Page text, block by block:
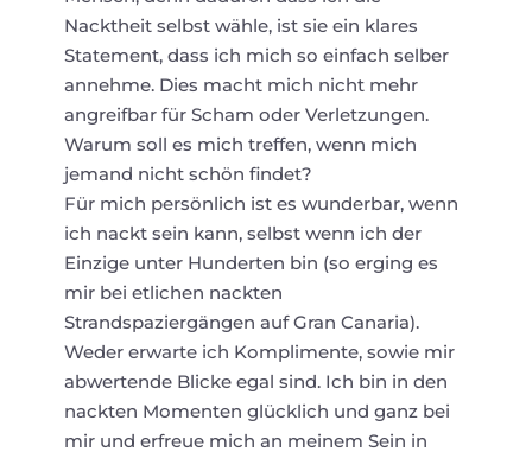
Nacktheit selbst wähle, ist sie ein klares
Statement, dass ich mich so einfach selber
annehme. Dies macht mich nicht mehr
angreifbar für Scham oder Verletzungen.
Warum soll es mich treffen, wenn mich
jemand nicht schön findet?
Für mich persönlich ist es wunderbar, wenn
ich nackt sein kann, selbst wenn ich der
Einzige unter Hunderten bin (so erging es
mir bei etlichen nackten
Strandspaziergängen auf Gran Canaria).
Weder erwarte ich Komplimente, sowie mir
abwertende Blicke egal sind. Ich bin in den
nackten Momenten glücklich und ganz bei
mir und erfreue mich an meinem Sein in